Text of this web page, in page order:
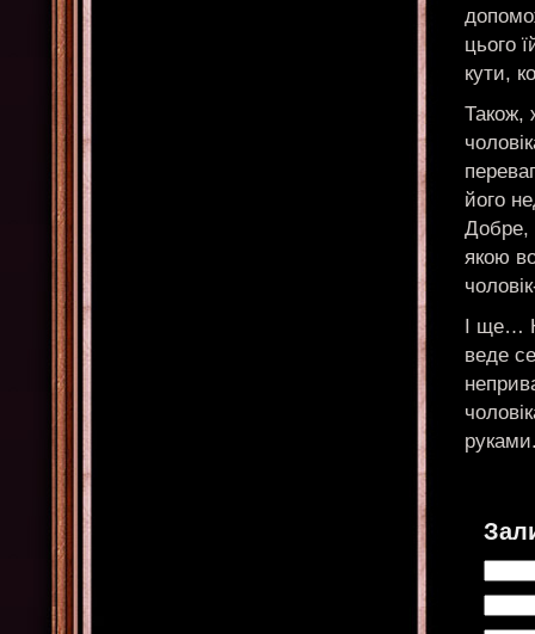
цього
кути,
Також,
його
Добре,
якою
І ще…
веде